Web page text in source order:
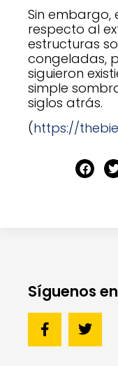
Sin embargo,
respecto al
estructuras
congeladas,
siguieron
simple
siglos atrás.
(https://
Síguenos